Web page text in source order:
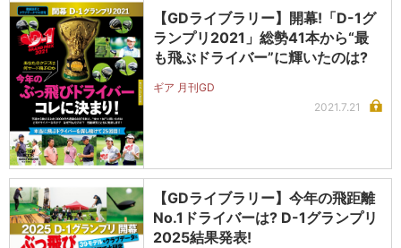
【GDライブラリー】開幕!「D-1グ
ランプリ2021」総勢41本から“最
も飛ぶドライバー”に輝いたのは?
ギア 月刊GD
2021.7.21
【GDライブラリー】今年の飛距離
No.1ドライバーは? D-1グランプリ
2025結果発表!